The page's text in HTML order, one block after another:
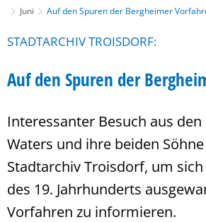
Juni
Auf den Spuren der Bergheimer
STADTARCHIV TROISDORF:
Auf den Spuren der
Interessanter Besuch aus den
Waters und ihre beiden
Stadtarchiv Troisdorf, um
des 19. Jahrhunderts
Vorfahren zu informieren.